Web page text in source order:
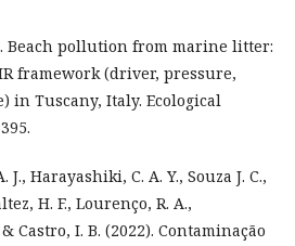
Beach pollution from marine litter:
framework (driver, pressure,
in Tuscany, Italy. Ecological
Harayashiki, C. A. Y., Souza J. C.,
H. F., Lourenço, R. A.,
Castro, I. B. (2022). Contaminação